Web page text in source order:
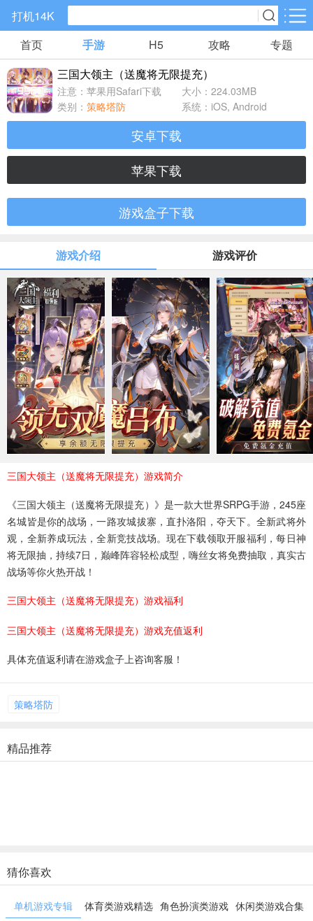
打机14K
手游分类 H5分类
精品手游
405款手游
仙侠手游
传奇手游
1557款手游
策略塔防
982款手游
卡牌手游
国战手游
22款手游
养成系列
休闲益智
750款手游
1197款手游
模拟经营
220款手游
MMO手游
1148款手游
三国手游
794款手游
魔幻手游
370款手游
武侠手游
130款手游
二次元
439款手游
飞行射击
48款手游
体育竞技
24款手游
梦幻手游
106款手游
首页 手游 H5 攻略 专题
三国大领主（送魔将无限提充）
注意：苹果用Safari下载
大小：224.03MB
类别： 策略塔防 系统：iOS, Android
安卓下载
苹果下载
游戏盒子下载
游戏介绍 游戏评价
三国大领主（送魔将无限提充）游戏简介
《三国大领主（送魔将无限提充）》是一款大世界SRPG手游，245座
名城皆是你的战场，一路攻城拔寨，直扑洛阳，夺天下。全新武将外
观，全新养成玩法，全新竞技战场。现在下载领取开服福利，每日神
将无限抽，持续7日，巅峰阵容轻松成型，嗨丝女将免费抽取，真实古
战场等你火热开战！
三国大领主（送魔将无限提充）游戏福利
三国大领主（送魔将无限提充）游戏充值返利
具体充值返利请在游戏盒子上咨询客服！
策略塔防
精品推荐
猜你喜欢
单机游戏专辑
体育类游戏精选 角色扮演类游戏 休闲类游戏合集